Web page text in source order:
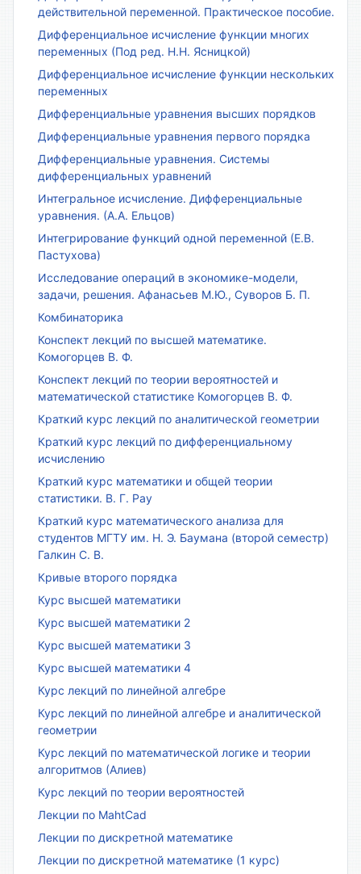
действительной переменной. Практическое пособие.
Дифференциальное исчисление функции многих
переменных (Под ред. Н.Н. Ясницкой)
Дифференциальное исчисление функции нескольких
переменных
Дифференциальные уравнения высших порядков
Дифференциальные уравнения первого порядка
Дифференциальные уравнения. Системы
дифференциальных уравнений
Интегральное исчисление. Дифференциальные
уравнения. (А.А. Ельцов)
Интегрирование функций одной переменной (Е.В.
Пастухова)
Исследование операций в экономике-модели,
задачи, решения. Афанасьев М.Ю., Суворов Б. П.
Комбинаторика
Конспект лекций по высшей математике.
Комогорцев В. Ф.
Конспект лекций по теории вероятностей и
математической статистике Комогорцев В. Ф.
Краткий курс лекций по аналитической геометрии
Краткий курс лекций по дифференциальному
исчислению
Краткий курс математики и общей теории
статистики. В. Г. Рау
Краткий курс математического анализа для
студентов МГТУ им. Н. Э. Баумана (второй семестр)
Галкин С. В.
Кривые второго порядка
Курс высшей математики
Курс высшей математики 2
Курс высшей математики 3
Курс высшей математики 4
Курс лекций по линейной алгебре
Курс лекций по линейной алгебре и аналитической
геометрии
Курс лекций по математической логике и теории
алгоритмов (Алиев)
Курс лекций по теории вероятностей
Лекции по MahtCad
Лекции по дискретной математике
Лекции по дискретной математике (1 курс)